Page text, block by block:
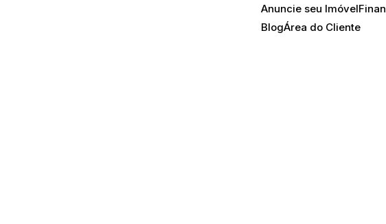
Anuncie seu Imóvel
BlogÁrea do Cliente